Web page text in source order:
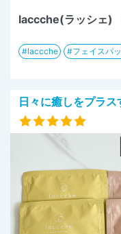
laccche(ラッシェ)
laccche フェイスパ
日々に癒しをプラ